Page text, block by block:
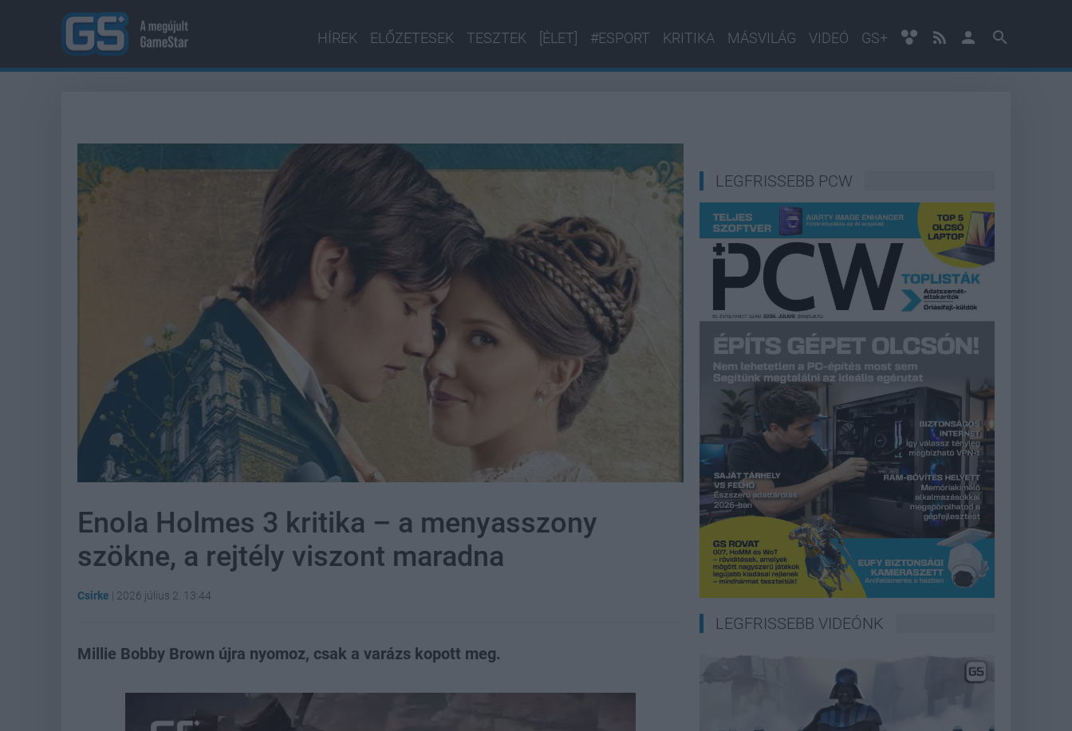
HÍREK ELŐZETESEK TESZTEK [ÉLET] #ESPORT KRITIKA MÁSVILÁG VIDEÓ GS+
Enola Holmes 3 kritika – a menyasszony
szökne, a rejtély viszont maradna
Csirke | 2026 július 2. 13:44
Millie Bobby Brown újra nyomoz, csak a varázs kopott meg.
LEGFRISSEBB PCW
LEGFRISSEBB VIDEÓNK